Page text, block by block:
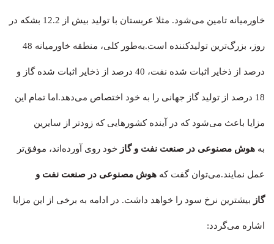
خاورمیانه تامین می‌شود. مثلا عربستان با تولید بیش از 12.2 بشکه در
روز، بزرگ‌ترین تولیدکننده است.به‌طور کلی، منطقه خاورمیانه 48
درصد از ذخایر اثبات شده نفت، 40 درصد از ذخایر اثبات شده گاز و
18 درصد از تولید گاز جهانی را به خود اختصاص می‌دهد.اما تمام این
مزایا باعث می‌شود که در آینده کشورهایی که زودتر از سایرین
به هوش مصنوعی در صنعت نفت و گاز خود روی آورده‌اند، موفق‌تر
عمل نمایند.می‌توان گفت که هوش مصنوعی در صنعت نفت و
گاز بیشترین نرخ سود را خواهد داشت. در ادامه به برخی از این مزایا
اشاره می‌گردد: